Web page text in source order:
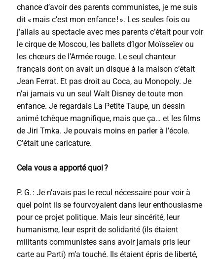
chance d’avoir des parents communistes, je me suis
dit « mais c’est mon enfance ! ». Les seules fois ou
j’allais au spectacle avec mes parents c’était pour voir
le cirque de Moscou, les ballets d’Igor Moïsseïev ou
les chœurs de l’Armée rouge. Le seul chanteur
français dont on avait un disque à la maison c’était
Jean Ferrat. Et pas droit au Coca, au Monopoly. Je
n’ai jamais vu un seul Walt Disney de toute mon
enfance. Je regardais La Petite Taupe, un dessin
animé tchèque magnifique, mais que ça… et les films
de Jiri Trnka. Je pouvais moins en parler à l’école.
C’était une caricature.
Cela vous a apporté quoi ?
P. G. : Je n’avais pas le recul nécessaire pour voir à
quel point ils se fourvoyaient dans leur enthousiasme
pour ce projet politique. Mais leur sincérité, leur
humanisme, leur esprit de solidarité (ils étaient
militants communistes sans avoir jamais pris leur
carte au Parti) m’a touché. Ils étaient épris de liberté,